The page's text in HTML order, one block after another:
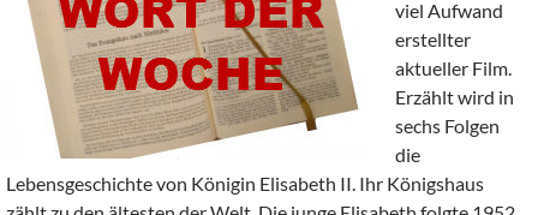
viel Aufwand
erstellter
aktueller Film.
Erzählt wird in
sechs Folgen
die
Lebensgeschichte von Königin Elisabeth II. Ihr Königshaus